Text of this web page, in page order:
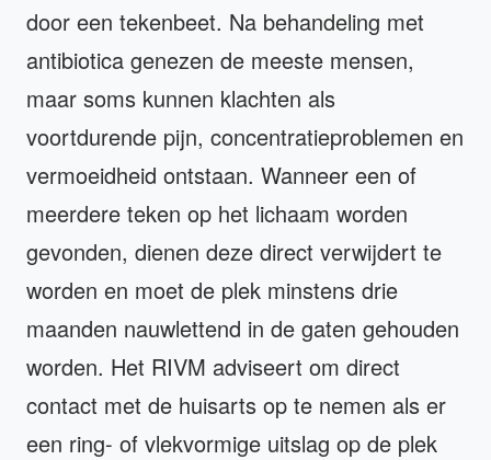
door een tekenbeet. Na behandeling met
antibiotica genezen de meeste mensen,
maar soms kunnen klachten als
voortdurende pijn, concentratieproblemen en
vermoeidheid ontstaan. Wanneer een of
meerdere teken op het lichaam worden
gevonden, dienen deze direct verwijdert te
worden en moet de plek minstens drie
maanden nauwlettend in de gaten gehouden
worden. Het RIVM adviseert om direct
contact met de huisarts op te nemen als er
een ring- of vlekvormige uitslag op de plek